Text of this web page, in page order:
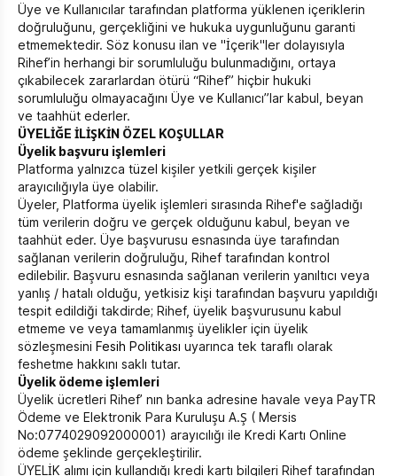
Üye ve Kullanıcılar tarafından platforma yüklenen içeriklerin
doğruluğunu, gerçekliğini ve hukuka uygunluğunu garanti
etmemektedir. Söz konusu ilan ve "İçerik"ler dolayısıyla
Rihef’in herhangi bir sorumluluğu bulunmadığını, ortaya
çıkabilecek zararlardan ötürü “Rihef” hiçbir hukuki
sorumluluğu olmayacağını Üye ve Kullanıcı”lar kabul, beyan
ve taahhüt ederler.
ÜYELİĞE İLİŞKİN ÖZEL KOŞULLAR
Üyelik başvuru işlemleri
Platforma yalnızca tüzel kişiler yetkili gerçek kişiler
arayıcılığıyla üye olabilir.
Üyeler, Platforma üyelik işlemleri sırasında Rihef'e sağladığı
tüm verilerin doğru ve gerçek olduğunu kabul, beyan ve
taahhüt eder. Üye başvurusu esnasında üye tarafından
sağlanan verilerin doğruluğu, Rihef tarafından kontrol
edilebilir. Başvuru esnasında sağlanan verilerin yanıltıcı veya
yanlış / hatalı olduğu, yetkisiz kişi tarafından başvuru yapıldığı
tespit edildiği takdirde; Rihef, üyelik başvurusunu kabul
etmeme ve veya tamamlanmış üyelikler için üyelik
sözleşmesini Fesih Politikası uyarınca tek taraflı olarak
feshetme hakkını saklı tutar.
Üyelik ödeme işlemleri
Üyelik ücretleri Rihef’ nın banka adresine havale veya PayTR
Ödeme ve Elektronik Para Kuruluşu A.Ş ( Mersis
No:0774029092000001) arayıcılığı ile Kredi Kartı Online
ödeme şeklinde gerçekleştirilir.
ÜYELİK alımı için kullandığı kredi kartı bilgileri Rihef tarafından